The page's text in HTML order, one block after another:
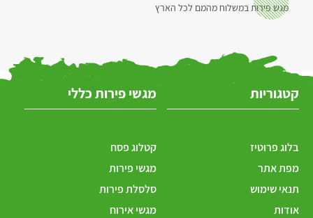
מגש פירות במשלוח מהמם לכל הארץ
קטגוריות
בלוג פרוטיז
מפת אתר
תנאי שימוש
אודות
מגשי פירות כללי
קטלוג פסח
מגשי פירות
סלסלת פירות
מגשי אירוח